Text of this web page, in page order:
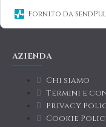
Fornito da
AZIENDA
Chi siamo
Termini e
Privacy
Cookie